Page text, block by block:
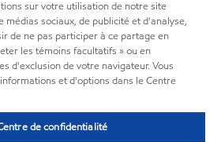
sur votre utilisation de notre site
médias sociaux, de publicité et d'analyse,
de ne pas participer à ce partage en
les témoins facultatifs » ou en
d'exclusion de votre navigateur. Vous
et d'options dans le Centre
de confidentialité